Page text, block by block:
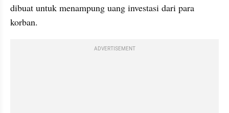
dibuat untuk menampung uang investasi dari para
korban.
ADVERTISEMENT